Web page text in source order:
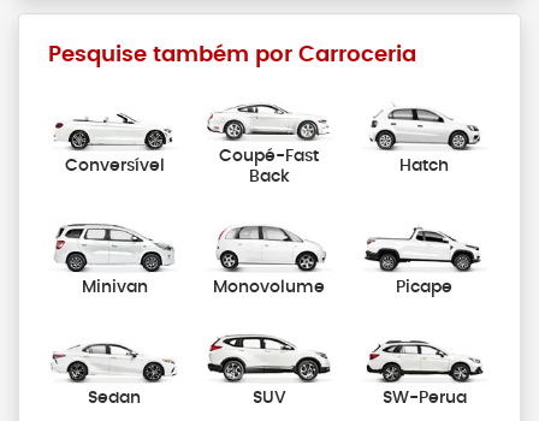
Pesquise também por Carroceria
Conversível
Coupé-Fast
Back
Hatch
Minivan Monovolume Picape
Sedan SUV SW-Perua